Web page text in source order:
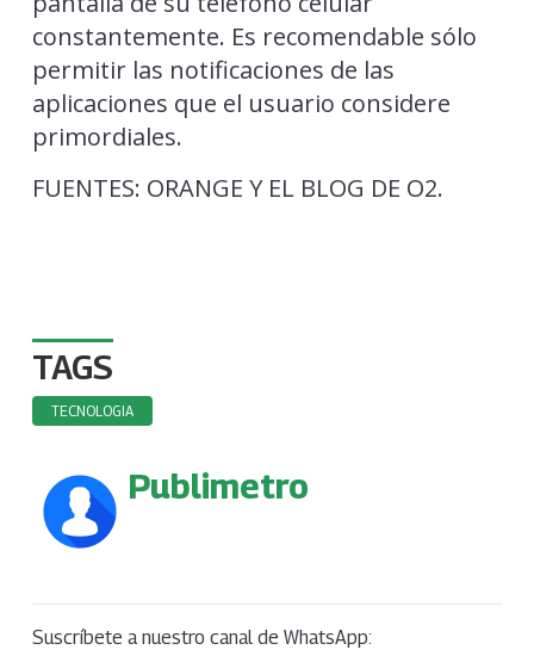
constantemente. Es recomendable sólo
permitir las notificaciones de las
aplicaciones que el usuario considere
primordiales.
FUENTES: ORANGE Y EL BLOG DE O2.
TAGS
TECNOLOGIA
Publimetro
Suscríbete a nuestro canal de WhatsApp: